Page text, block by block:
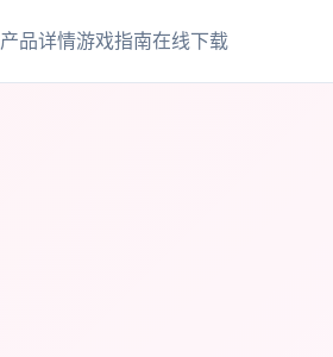
产品详情游戏指南在线下载